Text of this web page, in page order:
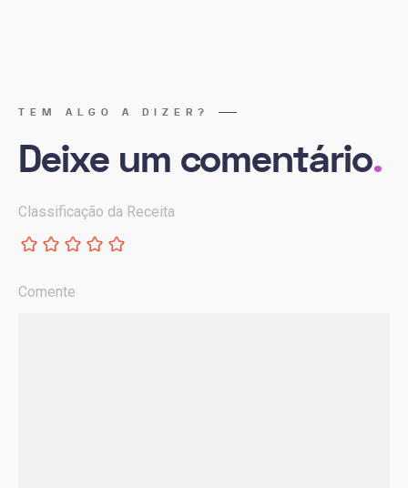
TEM ALGO A DIZER?
Deixe um comentário.
Classificação da Receita
Comente